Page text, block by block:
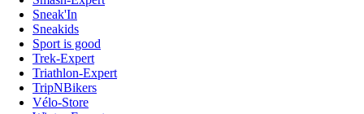
Sneak'In
Sneakids
Sport is good
Trek-Expert
Triathlon-Expert
TripNBikers
Vélo-Store